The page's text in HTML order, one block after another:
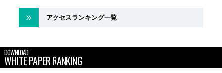
アクセスランキング一覧
DOWNLOAD
WHITE PAPER RANKING